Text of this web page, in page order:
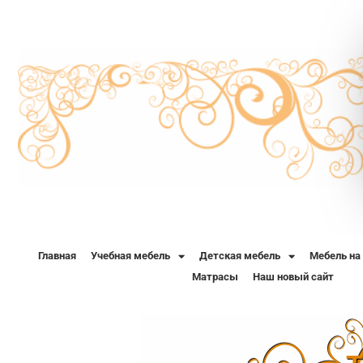
Главная Учебная мебель Детская мебель
Мебель на
Матрасы
Наш новый сайт